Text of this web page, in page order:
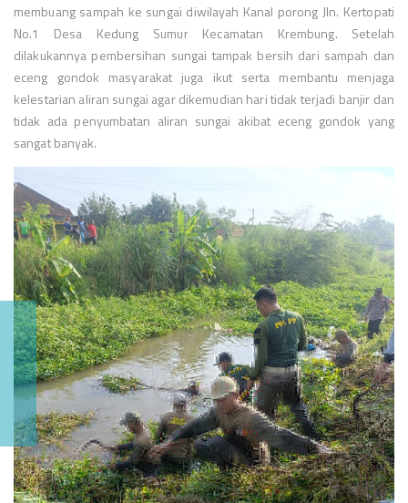
membuang sampah ke sungai diwilayah Kanal porong Jln. Kertopati
No.1 Desa Kedung Sumur Kecamatan Krembung. Setelah
dilakukannya pembersihan sungai tampak bersih dari sampah dan
eceng gondok masyarakat juga ikut serta membantu menjaga
kelestarian aliran sungai agar dikemudian hari tidak terjadi banjir dan
tidak ada penyumbatan aliran sungai akibat eceng gondok yang
sangat banyak.